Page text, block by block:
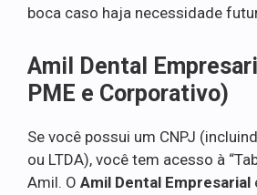
boca caso haja necessidade
Amil Dental
PME e Corporativo)
Se você possui um CNPJ
ou LTDA), você tem acesso à
Amil. O Amil Dental Empresarial